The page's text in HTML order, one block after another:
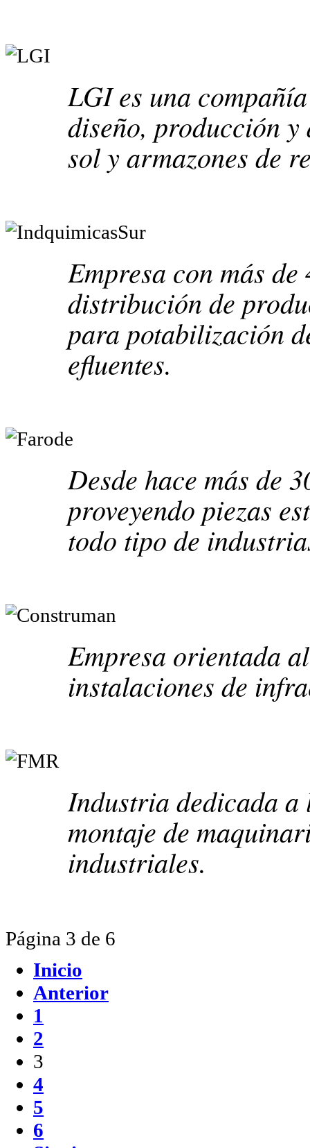
LGI es una
diseño, producción
sol y armazones de
Empresa con más
distribución de
para potabilización
efluentes.
Desde hace más de
proveyendo piezas
todo tipo de
Empresa orientada
instalaciones de
Industria dedicada
montaje de
industriales.
Página 3 de 6
Inicio
Anterior
1
2
3
4
5
6